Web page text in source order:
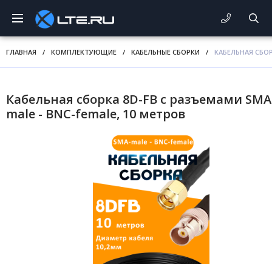
ГЛАВНАЯ / КОМПЛЕКТУЮЩИЕ / КАБЕЛЬНЫЕ СБОРКИ / КАБЕЛЬНАЯ
Кабельная сборка 8D-FB с разъемами
male - BNC-female, 10 метров